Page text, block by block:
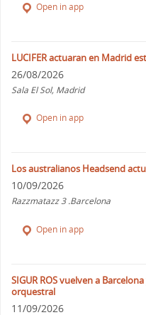
Open in app
LUCIFER actuaran en Madrid
26/08/2026
Sala El Sol, Madrid
Open in app
Los australianos Headsend
10/09/2026
Razzmatazz 3 .Barcelona
Open in app
SIGUR ROS vuelven a
orquestral
11/09/2026